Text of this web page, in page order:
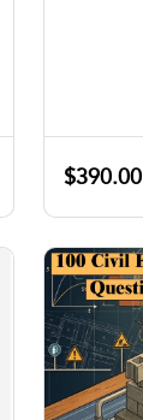
$390.00